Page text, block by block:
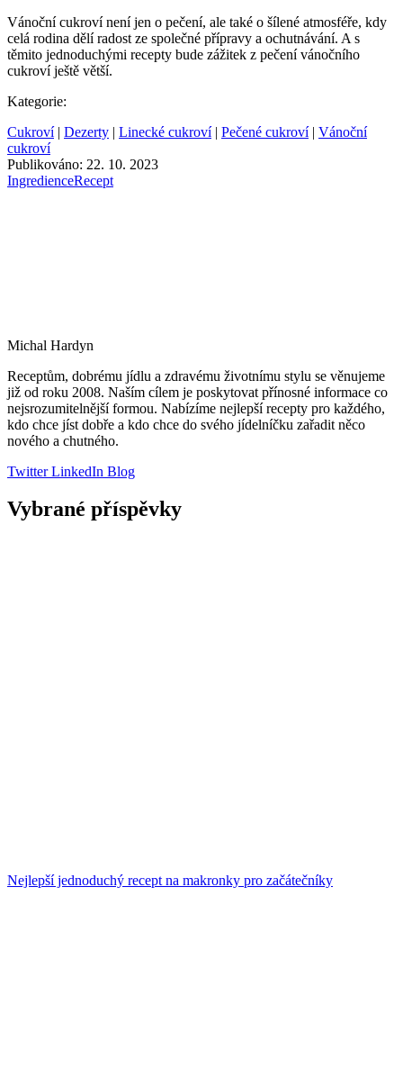
Vánoční cukroví není jen o pečení, ale také o šílené atmosféře, kdy
celá rodina dělí radost ze společné přípravy a ochutnávání. A s
těmito jednoduchými recepty bude zážitek z pečení vánočního
cukroví ještě větší.
Kategorie:
Cukroví| Dezerty | Linecké cukroví| Pečené cukroví| Vánoční
cukroví
Publikováno: 22. 10. 2023
IngredienceRecept
Michal Hardyn
Receptům, dobrému jídlu a zdravému životnímu stylu se věnujeme
již od roku 2008. Naším cílem je poskytovat přínosné informace co
nejsrozumitelnější formou. Nabízíme nejlepší recepty pro každého,
kdo chce jíst dobře a kdo chce do svého jídelníčku zařadit něco
nového a chutného.
TwitterLinkedIn Blog
Vybrané příspěvky
Nejlepší jednoduchý recept na makronky pro začátečníky